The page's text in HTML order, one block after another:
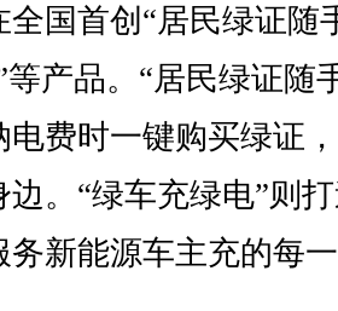
首创“居民绿证随
等产品。“居民绿证随
电费时一键购买绿证
。“绿车充绿电”则
务新能源车主充的每